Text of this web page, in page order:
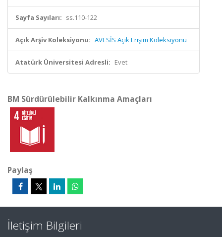
Sayfa Sayıları: ss.110-122
Açık Arşiv Koleksiyonu: AVESİS Açık Erişim Koleksiyonu
Atatürk Üniversitesi Adresli: Evet
BM Sürdürülebilir Kalkınma Amaçları
Paylaş
İletişim Bilgileri